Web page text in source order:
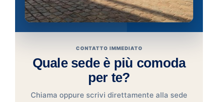
CONTATTO IMMEDIATO
Quale sede è più comoda
per te?
Chiama oppure scrivi direttamente alla sede